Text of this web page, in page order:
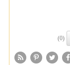
(0)